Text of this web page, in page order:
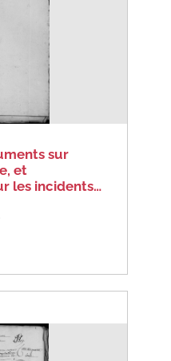
sur
et
les incidents…